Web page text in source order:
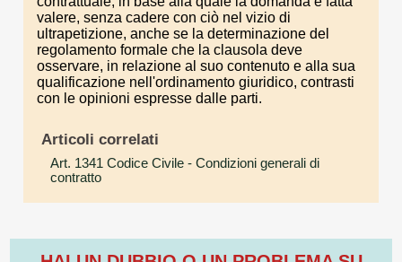
valere, senza cadere con ciò nel vizio di
ultrapetizione, anche se la determinazione del
regolamento formale che la clausola deve
osservare, in relazione al suo contenuto e alla sua
qualificazione nell'ordinamento giuridico, contrasti
con le opinioni espresse dalle parti.
Articoli correlati
Art. 1341 Codice Civile - Condizioni generali di
contratto